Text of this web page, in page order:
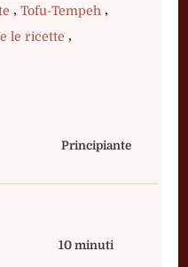
, Tofu-Tempeh ,
le ricette ,
Principiante
10 minuti